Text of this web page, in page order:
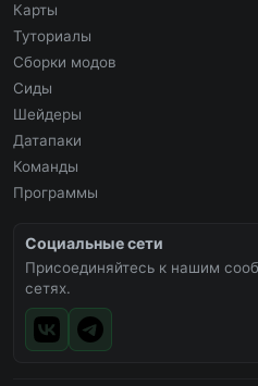
Карты
Туториалы
Сборки модов
Сиды
Шейдеры
Датапаки
Команды
Программы
Социальные сети
Присоединяйтесь к нашим
сетях.